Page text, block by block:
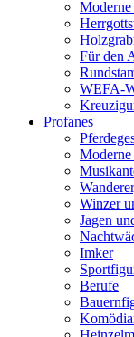
Für den
WEFA-
Profanes
Winzer
Jagen
Imker
Berufe